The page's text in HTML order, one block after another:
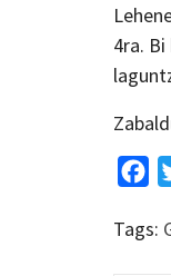
4ra.
Tags: